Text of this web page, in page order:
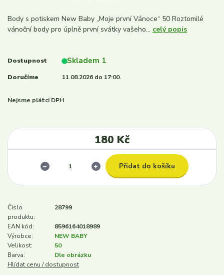
Body s potiskem New Baby „Moje první Vánoce“ 50 Roztomilé
vánoční body pro úplně první svátky vašeho... celý popis
Dostupnost Skladem 1
Doručíme 11.08.2026 do 17:00.
Nejsme plátci DPH
180 Kč
Přidat do košíku
Číslo
produktu:
28799
EAN kód:
8596164018989
Výrobce:
NEW BABY
Velikost:
50
Barva:
Dle obrázku
Hlídat cenu / dostupnost